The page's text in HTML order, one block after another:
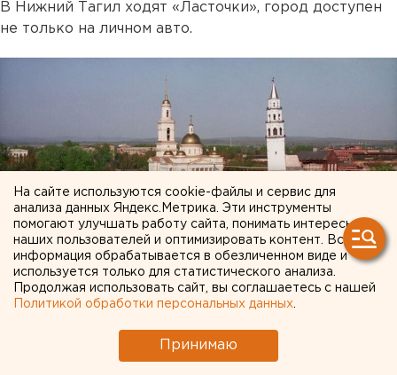
В Нижний Тагил ходят «Ласточки», город доступен
не только на личном авто.
На сайте используются cookie-файлы и сервис для
анализа данных Яндекс.Метрика. Эти инструменты
помогают улучшать работу сайта, понимать интересы
наших пользователей и оптимизировать контент. Вся
информация обрабатывается в обезличенном виде и
используется только для статистического анализа.
Продолжая использовать сайт, вы соглашаетесь с нашей
Политикой обработки персональных данных
Принимаю